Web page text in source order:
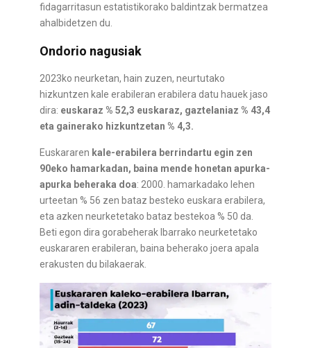
fidagarritasun estatistikorako baldintzak bermatzea
ahalbidetzen du.
Ondorio nagusiak
2023ko neurketan, hain zuzen, neurtutako
hizkuntzen kale erabileran erabilera datu hauek jaso
dira: euskaraz % 52,3 euskaraz, gaztelaniaz % 43,4
eta gainerako hizkuntzetan % 4,3.
Euskararen kale-erabilera berrindartu egin zen
90eko hamarkadan, baina mende honetan apurka-
apurka beheraka doa: 2000. hamarkadako lehen
urteetan % 56 zen bataz besteko euskara erabilera,
eta azken neurketetako bataz bestekoa % 50 da.
Beti egon dira gorabeherak Ibarrako neurketetako
euskararen erabileran, baina beherako joera apala
erakusten du bilakaerak.